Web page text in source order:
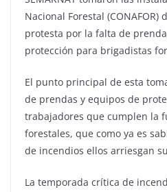
Nacional Forestal
protesta por la falta de
protección para brigadistas
El punto principal de esta
de prendas y equipos de
trabajadores que cumplen la
forestales, que como ya es
de incendios ellos arriesgan
La temporada crítica de